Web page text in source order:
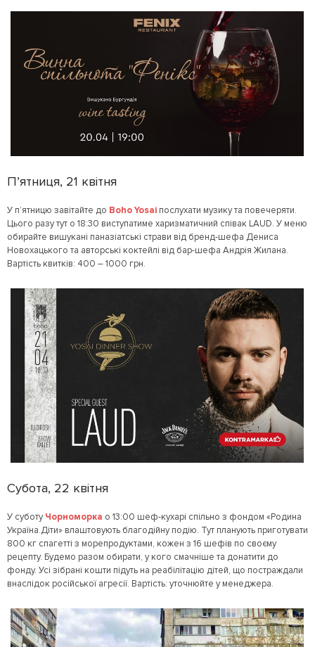
П’ятниця, 21 квітня
У п’ятницю завітайте до Boho Yosai послухати музику та повечеряти.
Цього разу тут о 18:30 виступатиме харизматичний співак LAUD. У меню
обирайте вишукані паназіатські страви від бренд-шефа Дениса
Новохацького та авторські коктейлі від бар-шефа Андрія Жилана.
Вартість квитків: 400 – 1000 грн.
Субота, 22 квітня
У суботуЧорноморка о 13:00 шеф-кухарі спільно з фондом «Родина
Україна.Діти» влаштовують благодійну подію. Тут планують приготувати
800 кг спагетті з морепродуктами, кожен з 16 шефів по своєму
рецепту. Будемо разом обирати, у кого смачніше та донатити до
фонду. Усі зібрані кошти підуть на реабілітацію дітей, що постраждали
внаслідок російської агресії. Вартість: уточнюйте у менеджера.